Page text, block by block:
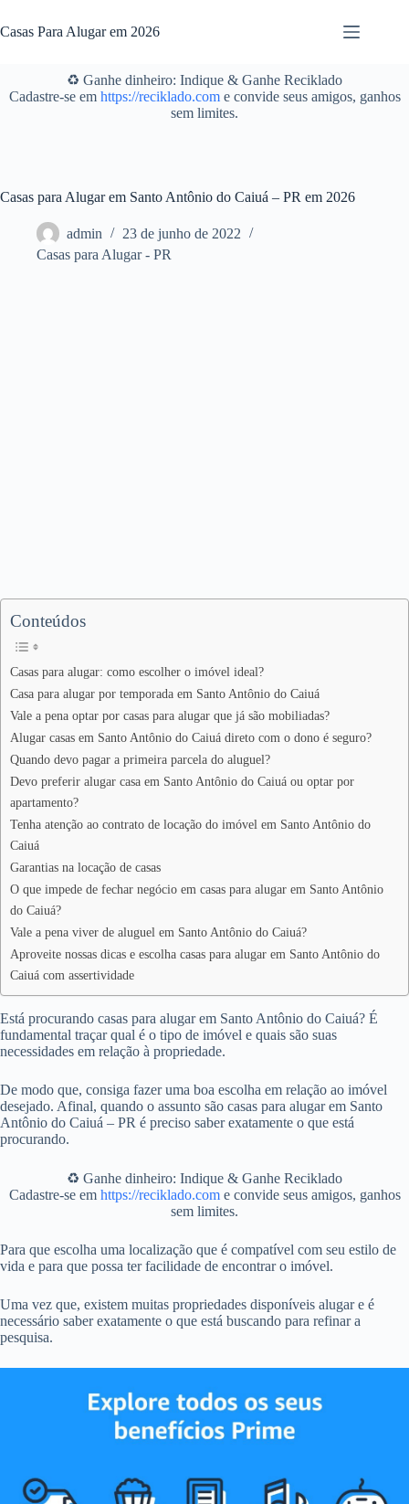
para
o
Casas Para Alugar em 2026
♻️ Ganhe dinheiro: Indique & Ganhe Reciklado
Cadastre-se em https://reciklado.come convide seus amigos, ganhos
sem limites.
Casas para Alugar em Santo Antônio do Caiuá – PR em 2026
admin
23 de junho de 2022
Casas para Alugar - PR
Conteúdos
Casas para alugar: como escolher o imóvel ideal?
Casa para alugar por temporada em Santo Antônio do Caiuá
Vale a pena optar por casas para alugar que já são mobiliadas?
Alugar casas em Santo Antônio do Caiuá direto com o dono é seguro?
Quando devo pagar a primeira parcela do aluguel?
Devo preferir alugar casa em Santo Antônio do Caiuá ou optar por
apartamento?
Tenha atenção ao contrato de locação do imóvel em Santo Antônio do
Caiuá
Garantias na locação de casas
O que impede de fechar negócio em casas para alugar em Santo Antônio
do Caiuá?
Vale a pena viver de aluguel em Santo Antônio do Caiuá?
Aproveite nossas dicas e escolha casas para alugar em Santo Antônio do
Caiuá com assertividade
Está procurando casas para alugar em Santo Antônio do Caiuá? É
fundamental traçar qual é o tipo de imóvel e quais são suas
necessidades em relação à propriedade.
De modo que, consiga fazer uma boa escolha em relação ao imóvel
desejado. Afinal, quando o assunto são casas para alugar em Santo
Antônio do Caiuá – PR é preciso saber exatamente o que está
procurando.
♻️ Ganhe dinheiro: Indique & Ganhe Reciklado
Cadastre-se em https://reciklado.come convide seus amigos, ganhos
sem limites.
Para que escolha uma localização que é compatível com seu estilo de
vida e para que possa ter facilidade de encontrar o imóvel.
Uma vez que, existem muitas propriedades disponíveis alugar e é
necessário saber exatamente o que está buscando para refinar a
pesquisa.